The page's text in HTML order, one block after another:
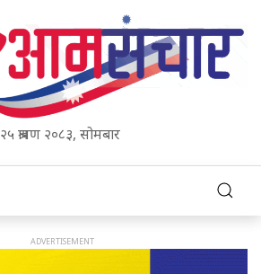
२५ श्रावण २०८३, सोमबार